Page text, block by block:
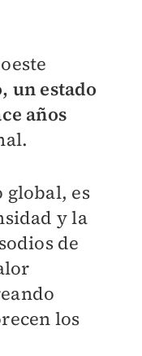
un estado
años
global, es
y la
de
los